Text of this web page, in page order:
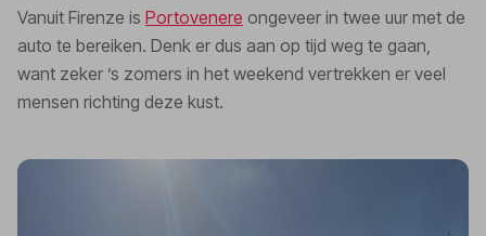
Vanuit Firenze is Portovenere ongeveer in twee uur met de
auto te bereiken. Denk er dus aan op tijd weg te gaan,
want zeker ’s zomers in het weekend vertrekken er veel
mensen richting deze kust.